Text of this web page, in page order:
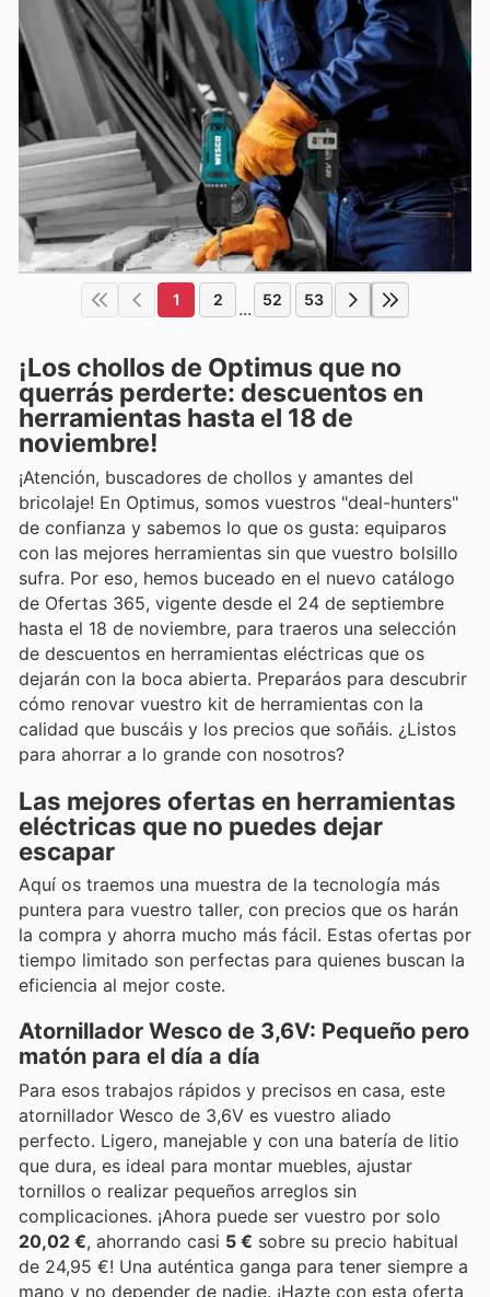
1 2 ... 52 53
¡Los chollos de Optimus que no
querrás perderte: descuentos en
herramientas hasta el 18 de
noviembre!
¡Atención, buscadores de chollos y amantes del
bricolaje! En Optimus, somos vuestros "deal-hunters"
de confianza y sabemos lo que os gusta: equiparos
con las mejores herramientas sin que vuestro bolsillo
sufra. Por eso, hemos buceado en el nuevo catálogo
de Ofertas 365, vigente desde el 24 de septiembre
hasta el 18 de noviembre, para traeros una selección
de descuentos en herramientas eléctricas que os
dejarán con la boca abierta. Preparáos para descubrir
cómo renovar vuestro kit de herramientas con la
calidad que buscáis y los precios que soñáis. ¿Listos
para ahorrar a lo grande con nosotros?
Las mejores ofertas en herramientas
eléctricas que no puedes dejar
escapar
Aquí os traemos una muestra de la tecnología más
puntera para vuestro taller, con precios que os harán
la compra y ahorra mucho más fácil. Estas ofertas por
tiempo limitado son perfectas para quienes buscan la
eficiencia al mejor coste.
Atornillador Wesco de 3,6V: Pequeño pero
matón para el día a día
Para esos trabajos rápidos y precisos en casa, este
atornillador Wesco de 3,6V es vuestro aliado
perfecto. Ligero, manejable y con una batería de litio
que dura, es ideal para montar muebles, ajustar
tornillos o realizar pequeños arreglos sin
complicaciones. ¡Ahora puede ser vuestro por solo
20,02 €, ahorrando casi 5 € sobre su precio habitual
de 24,95 €! Una auténtica ganga para tener siempre a
mano y no depender de nadie. ¡Hazte con esta oferta